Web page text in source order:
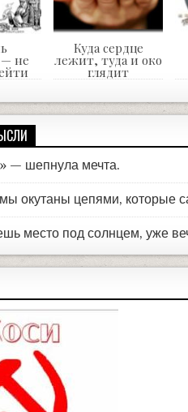
не
Куда сердце
лежит, туда и око
глядит
— шепнула мечта.
окутаны цепями, которые
место под солнцем, уже